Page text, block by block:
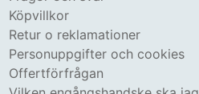
Köpvillkor
Retur o reklamationer
Personuppgifter och cookies
Offertförfrågan